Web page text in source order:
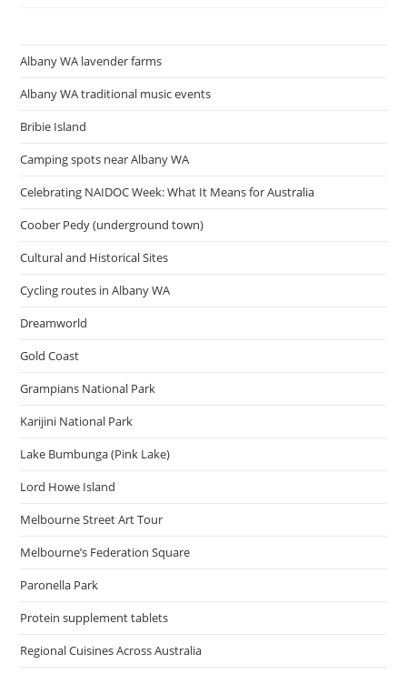
ภูมิภาค
และ
สิ่ง
Albany WA lavender farms
Albany WA traditional music events
Bribie Island
Camping spots near Albany WA
Celebrating NAIDOC Week: What It Means for Australia
Coober Pedy (underground town)
Cultural and Historical Sites
Cycling routes in Albany WA
Dreamworld
Gold Coast
Grampians National Park
Karijini National Park
Lake Bumbunga (Pink Lake)
Lord Howe Island
Melbourne Street Art Tour
Melbourne’s Federation Square
Paronella Park
Protein supplement tablets
Regional Cuisines Across Australia